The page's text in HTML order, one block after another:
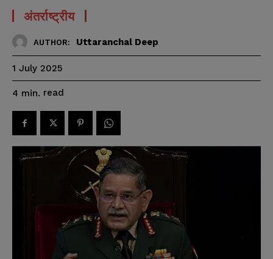
अंतर्राष्ट्रीय
AUTHOR: Uttaranchal Deep
1 July 2025
4 min. read